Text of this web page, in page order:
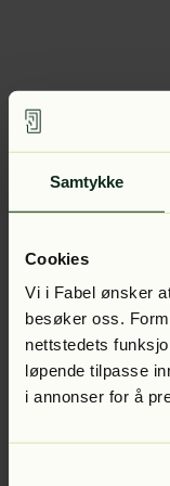
Samtykke
Cookies
Vi i Fabel ønsker
besøker oss.
nettstedets
løpende tilpasse
i annonser for å